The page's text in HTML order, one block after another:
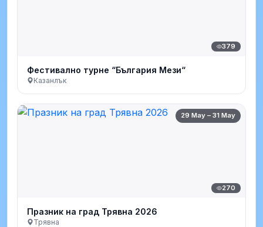
379
Фестивално турне “България Мези“
Казанлък
29 May – 31 May
270
Празник на град Трявна 2026
Трявна